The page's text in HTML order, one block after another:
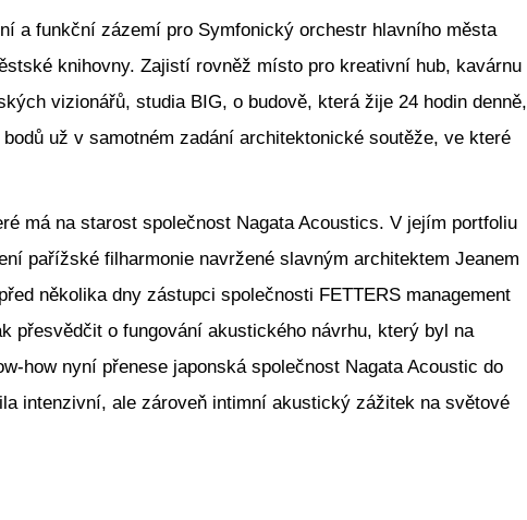
a funkční zázemí pro Symfonický orchestr hlavního města
knihovny. Zajistí rovněž místo pro kreativní hub, kavárnu
vizionářů, studia BIG, o budově, která žije 24 hodin denně,
už v samotném zadání architektonické soutěže, ve které
má na starost společnost Nagata Acoustics. V jejím portfoliu
pařížské filharmonie navržené slavným architektem Jeanem
několika dny zástupci společnosti FETTERS management
přesvědčit o fungování akustického návrhu, který byl na
how nyní přenese japonská společnost Nagata Acoustic do
intenzivní, ale zároveň intimní akustický zážitek na světové